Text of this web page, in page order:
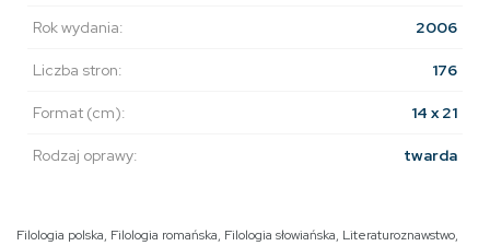
Rok wydania: 2006
Liczba stron: 176
Format (cm): 14 x 21
Rodzaj oprawy: twarda
Filologia polska, Filologia romańska, Filologia słowiańska, Literaturoznawstwo,